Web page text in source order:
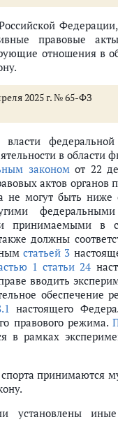
комитет
территории
мероприятий
правовые
отношения в
2025 г. № 65-ФЗ
в области
закономот 22
актов органов
не могут быть ниже
и принимаемыми в
должны
статьей 3
1 статьи 24
вводить
обеспечение
настоящего
правового режима.
в рамках
принимаются
установлены